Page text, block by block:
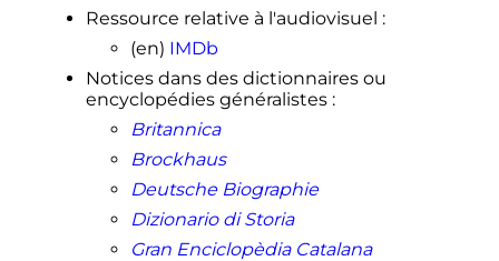
Ressource relative à l'audiovisuel :
(en) IMDb
Notices dans des dictionnaires ou
encyclopédies généralistes:
Britannica
Brockhaus
Deutsche Biographie
Dizionario di Storia
Gran Enciclopèdia Catalana